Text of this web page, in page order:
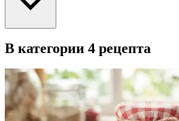
В категории 4 рецепта